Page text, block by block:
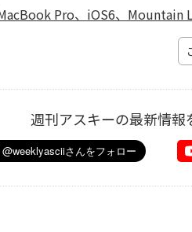
Pro、iOS6、Mountain
週刊アスキーの最新情報